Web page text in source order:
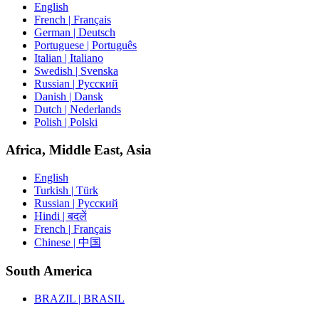
English
French | Français
German | Deutsch
Portuguese | Português
Italian | Italiano
Swedish | Svenska
Russian | Русский
Danish | Dansk
Dutch | Nederlands
Polish | Polski
Africa, Middle East, Asia
English
Turkish | Türk
Russian | Русский
Hindi | बदलें
French | Français
Chinese | 中国
South America
BRAZIL | BRASIL